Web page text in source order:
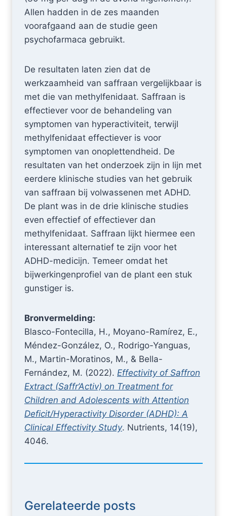
Allen hadden in de zes maanden
voorafgaand aan de studie geen
psychofarmaca gebruikt.
De resultaten laten zien dat de
werkzaamheid van saffraan vergelijkbaar is
met die van methylfenidaat. Saffraan is
effectiever voor de behandeling van
symptomen van hyperactiviteit, terwijl
methylfenidaat effectiever is voor
symptomen van onoplettendheid. De
resultaten van het onderzoek zijn in lijn met
eerdere klinische studies van het gebruik
van saffraan bij volwassenen met ADHD.
De plant was in de drie klinische studies
even effectief of effectiever dan
methylfenidaat. Saffraan lijkt hiermee een
interessant alternatief te zijn voor het
ADHD-medicijn. Temeer omdat het
bijwerkingenprofiel van de plant een stuk
gunstiger is.
Bronvermelding:
Blasco-Fontecilla, H., Moyano-Ramírez, E.,
Méndez-González, O., Rodrigo-Yanguas,
M., Martin-Moratinos, M., & Bella-
Fernández, M. (2022). Effectivity of Saffron
Extract (Saffr’Activ) on Treatment for
Children and Adolescents with Attention
Deficit/Hyperactivity Disorder (ADHD): A
Clinical Effectivity Study. Nutrients, 14(19),
4046.
Gerelateerde posts